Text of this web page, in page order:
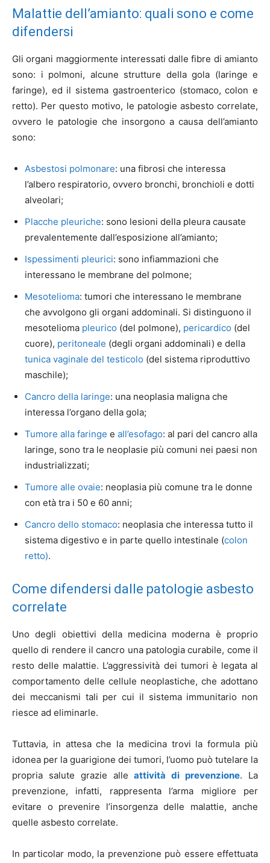
Malattie dell’amianto: quali sono e come
difendersi
Gli organi maggiormente interessati dalle fibre di amianto
sono: i polmoni, alcune strutture della gola (laringe e
faringe), ed il sistema gastroenterico (stomaco, colon e
retto). Per questo motivo, le patologie asbesto correlate,
ovvero le patologie che insorgono a causa dell’amianto
sono:
Asbestosi polmonare: una fibrosi che interessa
l’albero respiratorio, ovvero bronchi, bronchioli e dotti
alveolari;
Placche pleuriche: sono lesioni della pleura causate
prevalentemente dall’esposizione all’amianto;
Ispessimenti pleurici: sono infiammazioni che
interessano le membrane del polmone;
Mesotelioma: tumori che interessano le membrane
che avvolgono gli organi addominali. Si distinguono il
mesotelioma pleurico (del polmone), pericardico (del
cuore), peritoneale (degli organi addominali) e della
tunica vaginale del testicolo (del sistema riproduttivo
maschile);
Cancro della laringe: una neoplasia maligna che
interessa l’organo della gola;
Tumore alla faringe e all’esofago: al pari del cancro alla
laringe, sono tra le neoplasie più comuni nei paesi non
industrializzati;
Tumore alle ovaie: neoplasia più comune tra le donne
con età tra i 50 e 60 anni;
Cancro dello stomaco: neoplasia che interessa tutto il
sistema digestivo e in parte quello intestinale (colon
retto).
Come difendersi dalle patologie asbesto
correlate
Uno degli obiettivi della medicina moderna è proprio
quello di rendere il cancro una patologia curabile, come il
resto delle malattie. L’aggressività dei tumori è legata al
comportamento delle cellule neoplastiche, che adottano
dei meccanismi tali per cui il sistema immunitario non
riesce ad eliminarle.
Tuttavia, in attesa che la medicina trovi la formula più
idonea per la guarigione dei tumori, l’uomo può tutelare la
propria salute grazie alleattività di prevenzione. La
prevenzione, infatti, rappresenta l’arma migliore per
evitare o prevenire l’insorgenza delle malattie, anche
quelle asbesto correlate.
In particolar modo, la prevenzione può essere effettuata